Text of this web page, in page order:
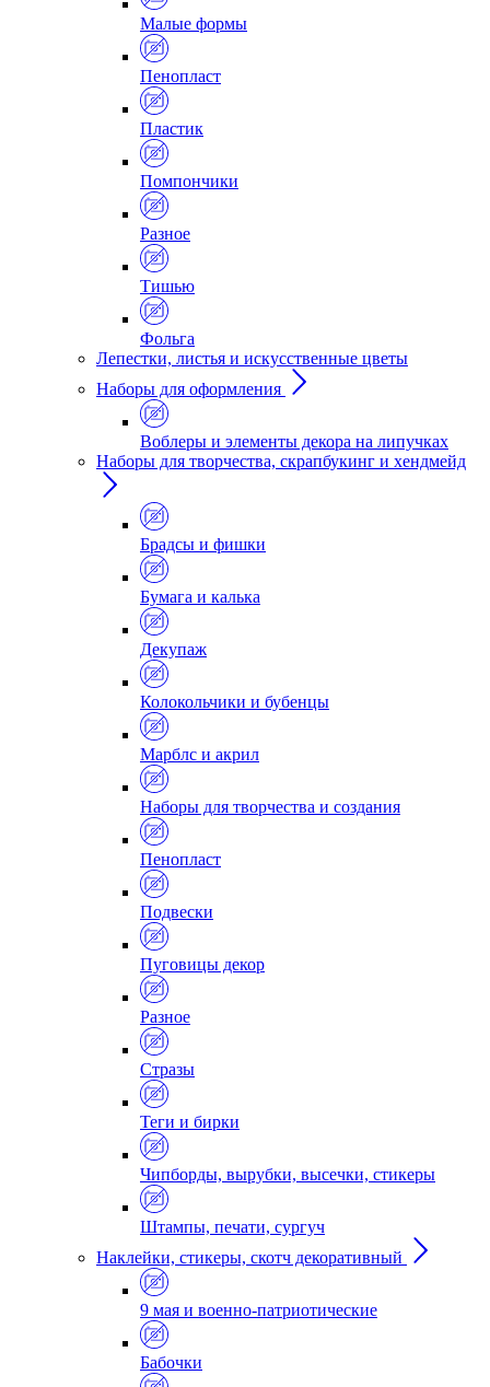
Малые формы
Пенопласт
Пластик
Помпончики
Разное
Тишью
Фольга
Лепестки, листья и искусственные цветы
Наборы для оформления
Воблеры и элементы декора на липучках
Наборы для творчества, скрапбукинг и хендмейд
Брадсы и фишки
Бумага и калька
Декупаж
Колокольчики и бубенцы
Марблс и акрил
Наборы для творчества и создания
Пенопласт
Подвески
Пуговицы декор
Разное
Стразы
Теги и бирки
Чипборды, вырубки, высечки, стикеры
Штампы, печати, сургуч
Наклейки, стикеры, скотч декоративный
9 мая и военно-патриотические
Бабочки